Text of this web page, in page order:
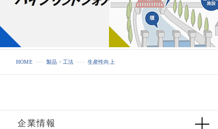
HOME 製品・工法 生産性向上
企業情報